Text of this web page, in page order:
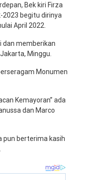
Bek kiri Firza
2023 begitu dirinya
April 2022.
dan memberikan
Minggu.
Monumen
Kemayoran” ada
dan Marco
pun berterima kasih